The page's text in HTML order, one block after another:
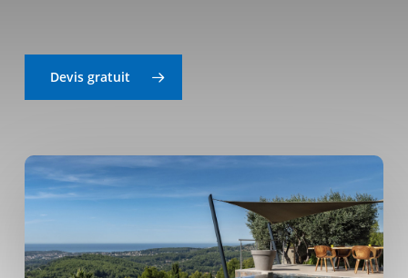
Devis gratuit